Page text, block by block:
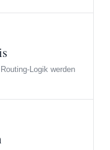
Logik werden